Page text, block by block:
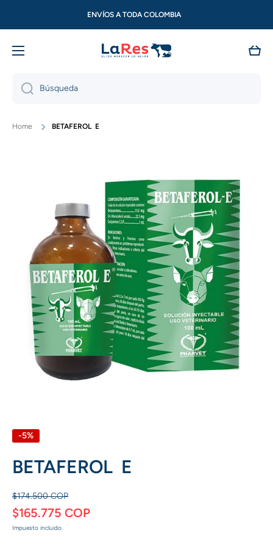
Ir directamente al contenidoENVÍOS A TODA COLOMBIA
Búsqueda
Home BETAFEROL  E
-5%
BETAFEROL  E
$174.500 COP
$165.775 COP
Impuesto incluido.